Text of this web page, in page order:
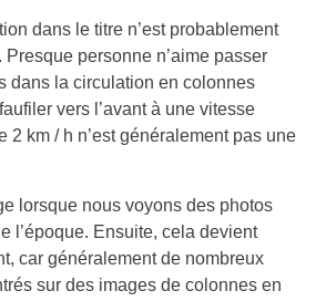
dans le titre n’est probablement
Presque personne n’aime passer
dans la circulation en colonnes
vers l’avant à une vitesse
2 km / h n’est généralement pas une
lorsque nous voyons des photos
l’époque. Ensuite, cela devient
car généralement de nombreux
sur des images de colonnes en